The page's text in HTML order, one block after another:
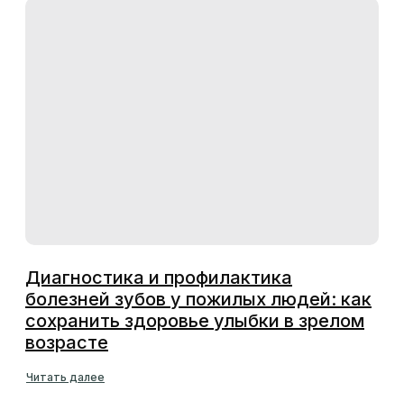
Диагностика и профилактика
болезней зубов у пожилых людей: как
сохранить здоровье улыбки в зрелом
возрасте
Читать далее